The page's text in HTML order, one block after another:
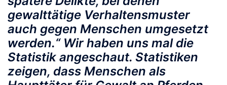
gewalttätige Verhaltensmuster
auch gegen Menschen umgesetzt
werden.“ Wir haben uns mal die
Statistik angeschaut. Statistiken
zeigen, dass Menschen als